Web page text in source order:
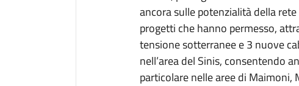
ancora sulle potenzialità della
progetti che hanno permesso,
tensione sotterranee e 3 nuove
nell’area del Sinis, consentendo
particolare nelle aree di Maimoni,